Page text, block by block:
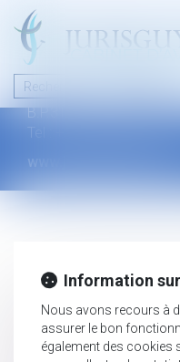
46 avenue de la liberté
B.P.315 - 97327
Tel : +594 594 29 45 35
www.jurisguyane.com
Information
Nous avons recours à
assurer le bon
également des cookies